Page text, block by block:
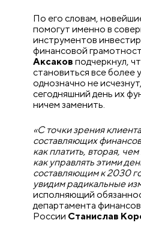
По его словам,
помогут именно в
инструментов
финансовой
Аксаков подчеркнул,
становиться все более
однозначно не
сегодняшний день их
ничем заменить.
«С точки зрения
составляющих
как платить, вторая,
как управлять этими
составляющим к 2030
увидим радикальные
исполняющий
департамента
России Станислав